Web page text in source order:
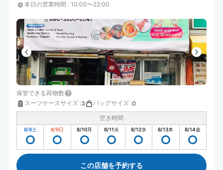
本日の営業時間 : 10:00〜22:00
保管できる荷物数
スーツケースサイズ :3 バッグサイズ :0
空き時間
8/8土 8/9日 8/10月 8/11火 8/12水 8/13木 8/14金
この店舗を予約する